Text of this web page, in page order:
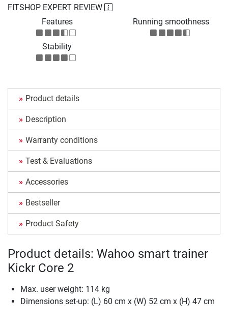
FITSHOP EXPERT REVIEW
Features
Running smoothness
Stability
Product details
Description
Warranty conditions
Test & Evaluations
Accessories
Bestseller
Product Safety
Product details: Wahoo smart trainer
Kickr Core 2
Max. user weight: 114 kg
Dimensions set-up: (L) 60 cm x (W) 52 cm x (H) 47 cm